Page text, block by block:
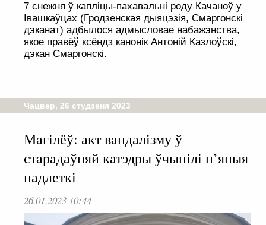
7 снежня ў капліцы-пахавальні роду Качаноў у
Івашкаўцах (Гродзенская дыяцэзія, Смаргонскі
дэканат) адбылося адмысловае набажэнства,
якое правёў ксёндз канонік Антоній Казлоўскі,
дэкан Смаргонскі.
Чацвер, 26 студзеня 2023
Магілёў: акт вандалізму ў
старадаўняй катэдры ўчынілі п’яныя
падлеткі
26.01.2023 10:44